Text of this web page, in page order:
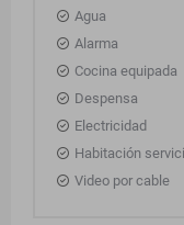
Agua
Alarma
Cocina equipada
Despensa
Electricidad
Habitación
Video por cable